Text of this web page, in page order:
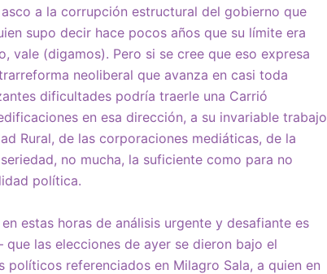
a la corrupción estructural del gobierno que
supo decir hace pocos años que su límite era
vale (digamos). Pero si se cree que eso expresa
neoliberal que avanza en casi toda
dificultades podría traerle una Carrió
en esa dirección, a su invariable trabajo
Rural, de las corporaciones mediáticas, de la
no mucha, la suficiente como para no
política.
estas horas de análisis urgente y desafiante es
las elecciones de ayer se dieron bajo el
referenciados en Milagro Sala, a quien en